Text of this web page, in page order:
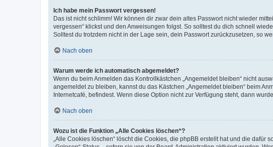
Ich habe mein Passwort vergessen!
Das ist nicht schlimm! Wir können dir zwar dein altes Passwort nicht wieder
vergessen“ klickst und den Anweisungen folgst. So solltest du dich schnell
Solltest du trotzdem nicht in der Lage sein, dein Passwort zurückzusetzen, so
Nach oben
Warum werde ich automatisch abgemeldet?
Wenn du beim Anmelden das Kontrollkästchen „Angemeldet bleiben“ nicht
angemeldet zu bleiben, kannst du das Kästchen „Angemeldet bleiben“ beim
Internetcafé, befindest. Wenn diese Option nicht zur Verfügung steht, dann
Nach oben
Wozu ist die Funktion „Alle Cookies löschen“?
„Alle Cookies löschen“ löscht die Cookies, die phpBB erstellt hat und die